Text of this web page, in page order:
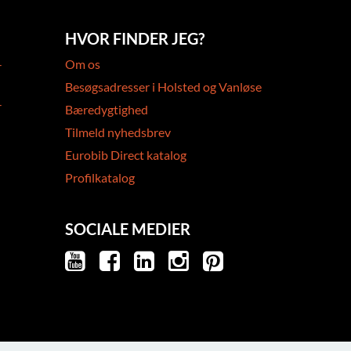
HVOR FINDER JEG?
Om os
Besøgsadresser i Holsted og Vanløse
Bæredygtighed
Tilmeld nyhedsbrev
Eurobib Direct katalog
Profilkatalog
SOCIALE MEDIER